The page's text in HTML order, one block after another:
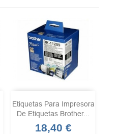
Etiquetas Para Impresora
De Etiquetas Brother...
Precio
18,40 €